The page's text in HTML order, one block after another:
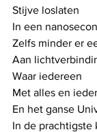
Stijve loslaten
In een
Zelfs minder er
Aan
Waar iedereen
Met alles en
En het ganse
In de prachtigste